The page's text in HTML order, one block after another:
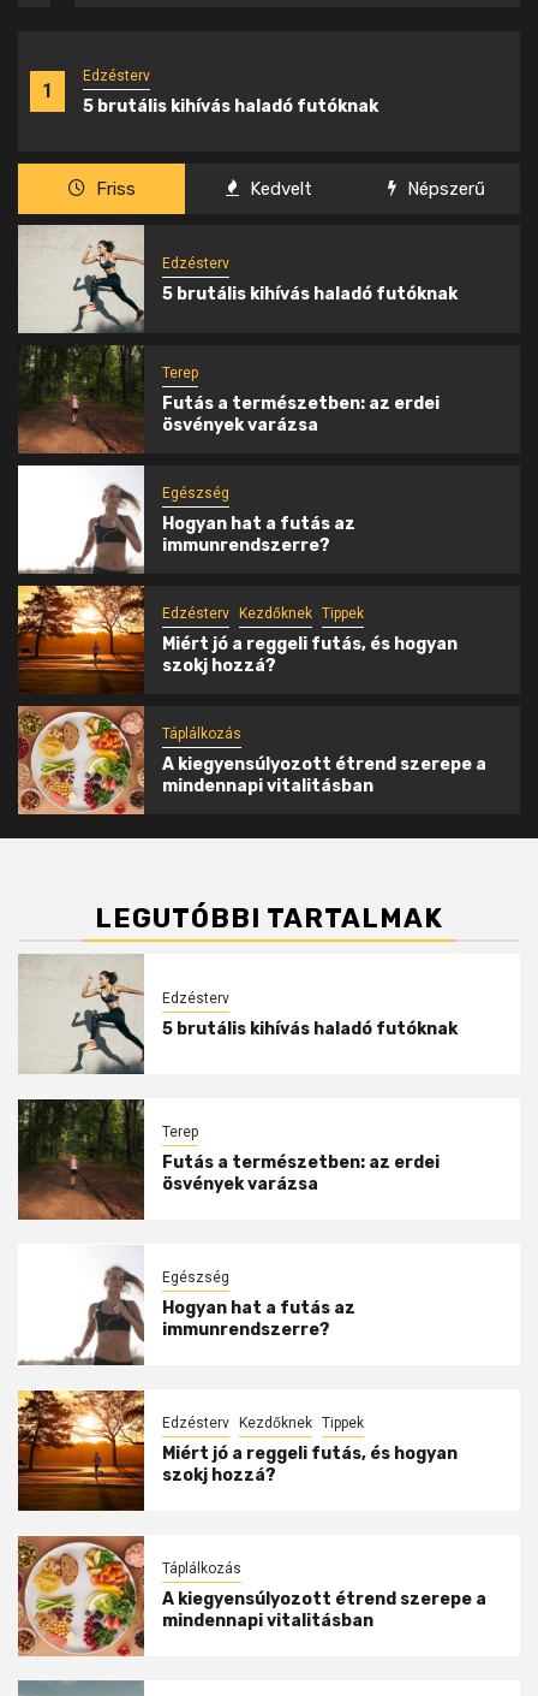
1
Edzésterv
5 brutális kihívás haladó futóknak
Friss Kedvelt Népszerű
Edzésterv
5 brutális kihívás haladó futóknak
Terep
Futás a természetben: az erdei
ösvények varázsa
Egészség
Hogyan hat a futás az
immunrendszerre?
Edzésterv Kezdőknek Tippek
Miért jó a reggeli futás, és hogyan
szokj hozzá?
Táplálkozás
A kiegyensúlyozott étrend szerepe a
mindennapi vitalitásban
LEGUTÓBBI TARTALMAK
Edzésterv
5 brutális kihívás haladó futóknak
Terep
Futás a természetben: az erdei
ösvények varázsa
Egészség
Hogyan hat a futás az
immunrendszerre?
Edzésterv Kezdőknek Tippek
Miért jó a reggeli futás, és hogyan
szokj hozzá?
Táplálkozás
A kiegyensúlyozott étrend szerepe a
mindennapi vitalitásban